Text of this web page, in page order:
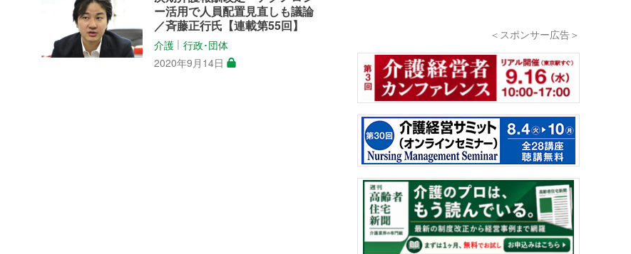
ー活用で人員配置見直しも議論
／斉藤正行氏【連載第55回】
介護 │行政･団体
2020年9月14日
＜スポンサー広告＞